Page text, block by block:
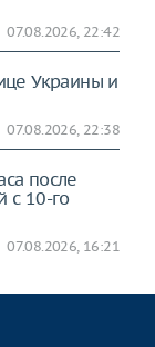
07.08.2026, 22:42
Украины и
07.08.2026, 22:38
после
с 10-го
07.08.2026, 16:21